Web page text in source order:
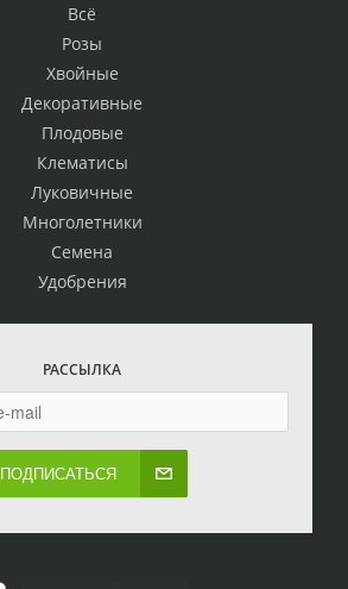
Всё
Розы
Хвойные
Декоративные
Плодовые
Клематисы
Луковичные
Многолетники
Семена
Удобрения
РАССЫЛКА
ПОДПИСАТЬСЯ